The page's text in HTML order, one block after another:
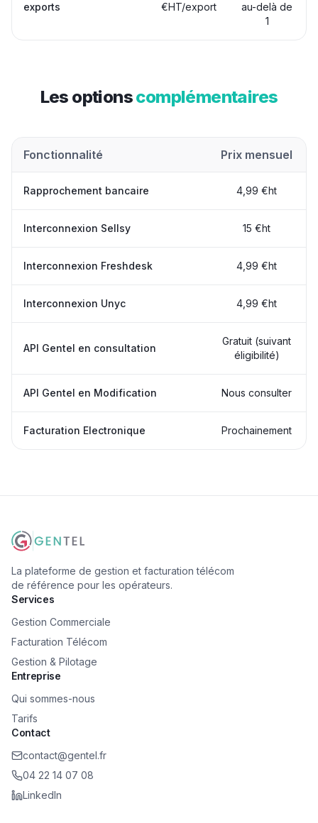
exports
€HT/export
au-delà de
1
Les optionscomplémentaires
Fonctionnalité Prix mensuel
Rapprochement bancaire 4,99 €ht
Interconnexion Sellsy 15 €ht
Interconnexion Freshdesk 4,99 €ht
Interconnexion Unyc 4,99 €ht
API Gentel en consultation
Gratuit (suivant
éligibilité)
API Gentel en Modification Nous consulter
Facturation Electronique Prochainement
La plateforme de gestion et facturation télécom
de référence pour les opérateurs.
Services
Gestion Commerciale
Facturation Télécom
Gestion & Pilotage
Entreprise
Qui sommes-nous
Tarifs
Contact
contact@gentel.fr
04 22 14 07 08
LinkedIn